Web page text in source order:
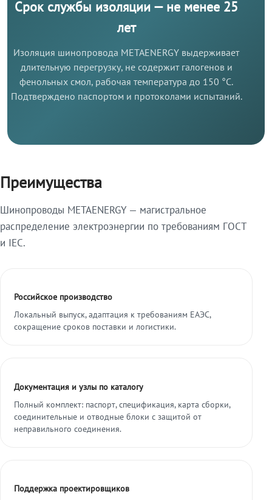
Срок службы изоляции — не менее 25
лет
Изоляция шинопровода METAENERGY выдерживает
длительную перегрузку, не содержит галогенов и
фенольных смол, рабочая температура до 150 °C.
Подтверждено паспортом и протоколами испытаний.
Преимущества
Шинопроводы METAENERGY — магистральное
распределение электроэнергии по требованиям ГОСТ
и IEC.
Российское производство
Локальный выпуск, адаптация к требованиям ЕАЭС,
сокращение сроков поставки и логистики.
Документация и узлы по каталогу
Полный комплект: паспорт, спецификация, карта сборки,
соединительные и отводные блоки с защитой от
неправильного соединения.
Поддержка проектировщиков